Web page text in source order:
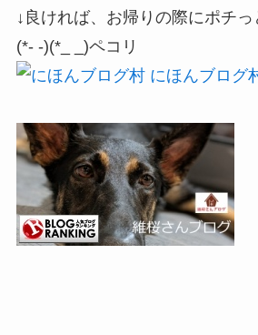
↓良ければ、お帰りの際にポチっ
(*- -)(*_ _)ペコリ